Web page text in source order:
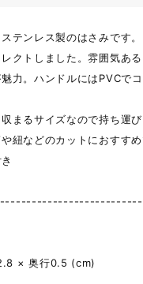
テンレス製のはさみです
クトしました。雰囲気あ
力。ハンドルにはPVCで
まるサイズなので持ち運
紐などのカットにおすすめ
× 奥行0.5 (cm)